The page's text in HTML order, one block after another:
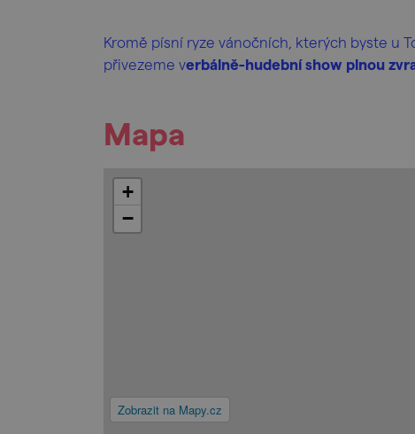
Kromě písní ryze vánočních, kterých byste u
přivezeme verbálně-hudební show plnou
Mapa
Zobrazit na Mapy.cz
+
−